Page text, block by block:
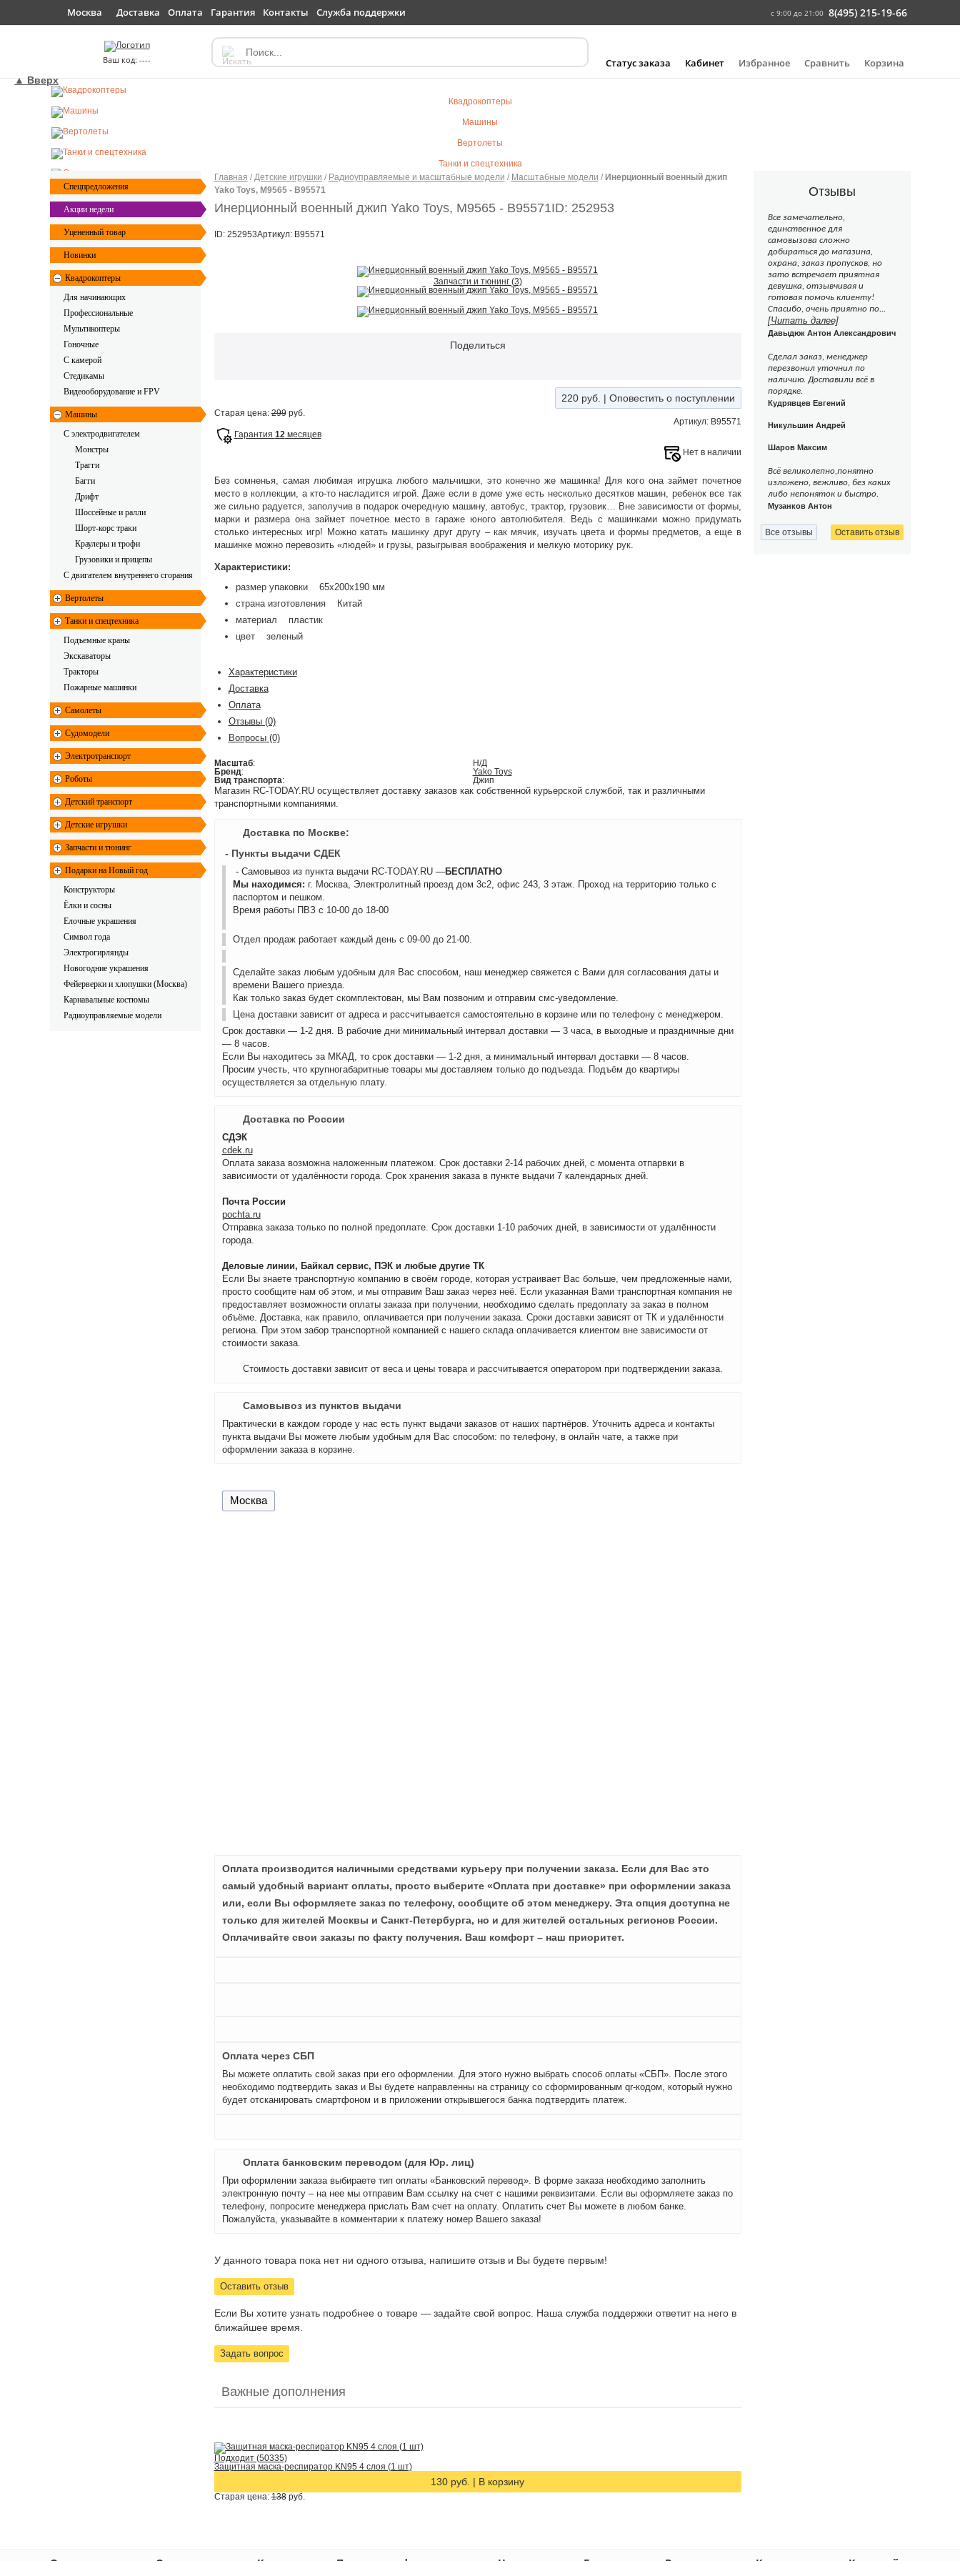
Москва Доставка Оплата Гарантия Контакты Служба поддержки с 9:00 до 21:00 8(495) 215-19-66
---- Статус заказа Кабинет Избранное Сравнить Корзина
Квадрокоптеры
Машины
Вертолеты
Танки и спецтехника
Самолеты
Судомодели
Детский транспорт
Детские игрушки
Конструкторы
Спецпредложения
Акции недели
Уцененный товар
Новинки
Квадрокоптеры
Для начинающих
Профессиональные
Мультикоптеры
Гоночные
C камерой
Стедикамы
Видеооборудование и FPV
Машины
С электродвигателем
Монстры
Трагги
Багги
Дрифт
Шоссейные и ралли
Шорт-корс траки
Краулеры и трофи
Грузовики и прицепы
С двигателем внутреннего сгорания
Вертолеты
Танки и спецтехника
Подъемные краны
Экскаваторы
Тракторы
Пожарные машинки
Самолеты
Судомодели
Электротранспорт
Роботы
Детский транспорт
Детские игрушки
Запчасти и тюнинг
Подарки на Новый год
Конструкторы
Ёлки и сосны
Елочные украшения
Символ года
Электрогирлянды
Новогодние украшения
Фейерверки и хлопушки (Москва)
Карнавальные костюмы
Радиоуправляемые модели
Главная / Детские игрушки / Радиоуправляемые и масштабные модели / Масштабные модели / Инерционный военный джип
Yako Toys, M9565 - В95571
Инерционный военный джип Yako Toys, M9565 - В95571ID: 252953
ID: 252953Артикул: В95571
Запчасти и тюнинг (3)
Поделиться
220 руб. | Оповестить о поступлении
Старая цена:299руб.
Артикул: В95571
Гарантия 12 месяцев
Нет в наличии
Без сомненья, самая любимая игрушка любого мальчишки, это конечно же машинка! Для кого она займет почетное
место в коллекции, а кто-то насладится игрой. Даже если в доме уже есть несколько десятков машин, ребенок все так
же сильно радуется, заполучив в подарок очередную машину, автобус, трактор, грузовик… Вне зависимости от формы,
марки и размера она займет почетное место в гараже юного автолюбителя. Ведь с машинками можно придумать
столько интересных игр! Можно катать машинку друг другу – как мячик, изучать цвета и формы предметов, а еще в
машинке можно перевозить «людей» и грузы, разыгрывая воображения и мелкую моторику рук.
Характеристики:
размер упаковки 65x200x190 мм
страна изготовления Китай
материал пластик
цвет зеленый
Характеристики
Доставка
Оплата
Отзывы(0)
Вопросы(0)
Масштаб:
Н/Д
Бренд:
Yako Toys
Вид транспорта: Джип
Магазин RC-TODAY.RU осуществляет доставку заказов как собственной курьерской службой, так и различными
транспортными компаниями.
Доставка по Москве:
- Пункты выдачи СДЕК
- Самовывоз из пункта выдачи RC-TODAY.RU —БЕСПЛАТНО
Мы находимся: г. Москва, Электролитный проезд дом 3с2, офис 243, 3 этаж. Проход на территорию только с
паспортом и пешком.
Время работы ПВЗ с 10-00 до 18-00
Отдел продаж работает каждый день с 09-00 до 21-00.
Сделайте заказ любым удобным для Вас способом, наш менеджер свяжется с Вами для согласования даты и
времени Вашего приезда.
Как только заказ будет скомплектован, мы Вам позвоним и отправим смс-уведомление.
Цена доставки зависит от адреса и рассчитывается самостоятельно в корзине или по телефону с менеджером.
Срок доставки — 1-2 дня. В рабочие дни минимальный интервал доставки — 3 часа, в выходные и праздничные дни
— 8 часов.
Если Вы находитесь за МКАД, то срок доставки — 1-2 дня, а минимальный интервал доставки — 8 часов.
Просим учесть, что крупногабаритные товары мы доставляем только до подъезда. Подъём до квартиры
осуществляется за отдельную плату.
Доставка по России
СДЭК
cdek.ru
Оплата заказа возможна наложенным платежом. Срок доставки 2-14 рабочих дней, с момента отпарвки в
зависимости от удалённости города. Срок хранения заказа в пункте выдачи 7 календарных дней.
Почта России
pochta.ru
Отправка заказа только по полной предоплате. Срок доставки 1-10 рабочих дней, в зависимости от удалённости
города.
Деловые линии, Байкал сервис, ПЭК и любые другие ТК
Если Вы знаете транспортную компанию в своём городе, которая устраивает Вас больше, чем предложенные нами,
просто сообщите нам об этом, и мы отправим Ваш заказ через неё. Если указанная Вами транспортная компания не
предоставляет возможности оплаты заказа при получении, необходимо сделать предоплату за заказ в полном
объёме. Доставка, как правило, оплачивается при получении заказа. Сроки доставки зависят от ТК и удалённости
региона. При этом забор транспортной компанией с нашего склада оплачивается клиентом вне зависимости от
стоимости заказа.
Стоимость доставки зависит от веса и цены товара и рассчитывается оператором при подтверждении заказа.
Самовывоз из пунктов выдачи
Практически в каждом городе у нас есть пункт выдачи заказов от наших партнёров. Уточнить адреса и контакты
пункта выдачи Вы можете любым удобным для Вас способом: по телефону, в онлайн чате, а также при
оформлении заказа в корзине.
Москва
Оплата производится наличными средствами курьеру при получении заказа. Если для Вас это
самый удобный вариант оплаты, просто выберите «Оплата при доставке» при оформлении заказа
или, если Вы оформляете заказ по телефону, сообщите об этом менеджеру. Эта опция доступна не
только для жителей Москвы и Санкт-Петербурга, но и для жителей остальных регионов России.
Оплачивайте свои заказы по факту получения. Ваш комфорт – наш приоритет.
Оплата через СБП
Вы можете оплатить свой заказ при его оформлении. Для этого нужно выбрать способ оплаты «СБП». После этого
необходимо подтвердить заказ и Вы будете направленны на страницу со сформированным qr-кодом, который нужно
будет отсканировать смартфоном и в приложении открывшегося банка подтвердить платеж.
Оплата банковским переводом (для Юр. лиц)
При оформлении заказа выбираете тип оплаты «Банковский перевод». В форме заказа необходимо заполнить
электронную почту – на нее мы отправим Вам ссылку на счет с нашими реквизитами. Если вы оформляете заказ по
телефону, попросите менеджера прислать Вам счет на оплату. Оплатить счет Вы можете в любом банке.
Пожалуйста, указывайте в комментарии к платежу номер Вашего заказа!
У данного товара пока нет ни одного отзыва, напишите отзыв и Вы будете первым!
Оставить отзыв
Если Вы хотите узнать подробнее о товаре — задайте свой вопрос. Наша служба поддержки ответит на него в
ближайшее время.
Задать вопрос
Важные дополнения
Подходит (50335)
Защитная маска-респиратор KN95 4 слоя (1 шт)
130 руб. | В корзину
Старая цена:138руб.
Отзывы
Все замечательно,
единственное для
самовызова сложно
добираться до магазина,
охрана, заказ пропусков, но
зато встречает приятная
девушка, отзывчивая и
готовая помочь клиенту!
Спасибо, очень приятно по...
[Читать далее]
Давыдюк Антон Александрович
Сделал заказ, менеджер
перезвонил уточнил по
наличию. Доставили всё в
порядке.
Кудрявцев Евгений
Никульшин Андрей
Шаров Максим
Всё великолепно,понятно
изложено, вежливо, без каких
либо непоняток и быстро.
Музанков Антон
Все отзывы Оставить отзыв
▲ Вверх